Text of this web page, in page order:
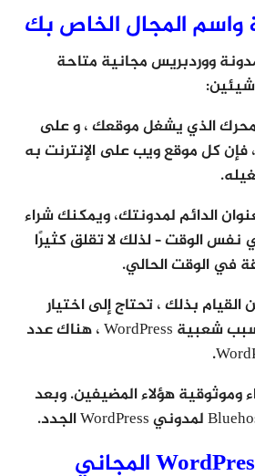
واسم المجال الخاص بك
ووردبريس مجانية متاحة
الذي يشغل موقعك ، و على
، فإن كل موقع ويب على الإنترنت به
الدائم لمدونتك، ويمكنك شراء
نفس الوقت – لذلك لا تقلق كثيرًا
في الوقت الحالي.
بذلك ، تحتاج إلى اختيار
مضيف WordPress ، بسبب شعبية WordPress ، هناك عدد
وموثوقية هؤلاء المضيفين. وبعد